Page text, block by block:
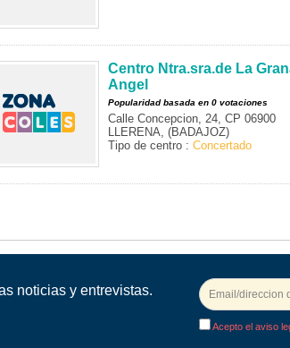
Centro Ntra.sra.de La
Angel
Popularidad basada en 0 votaciones
Calle Concepcion, 24, CP 06900
LLERENA, (BADAJOZ)
Tipo de centro : Concertado
noticias y entrevistas.
Acepto el aviso